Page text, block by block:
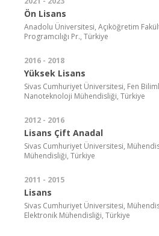
Ön Lisans
Anadolu Üniversitesi, Açıköğretim
Programcılığı Pr., Türkiye
2016 - 2018
Yüksek Lisans
Sivas Cumhuriyet Üniversitesi, Fen
Nanoteknoloji Mühendisliği, Türkiye
2012 - 2016
Lisans Çift Anadal
Sivas Cumhuriyet Üniversitesi,
Mühendisliği, Türkiye
2011 - 2015
Lisans
Sivas Cumhuriyet Üniversitesi,
Elektronik Mühendisliği, Türkiye